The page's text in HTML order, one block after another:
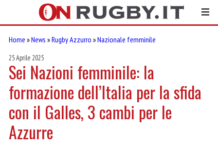
Home »News »Rugby Azzurro »Nazionale femminile
25 Aprile 2025
Sei Nazioni femminile: la
formazione dell’Italia per la sfida
con il Galles, 3 cambi per le
Azzurre